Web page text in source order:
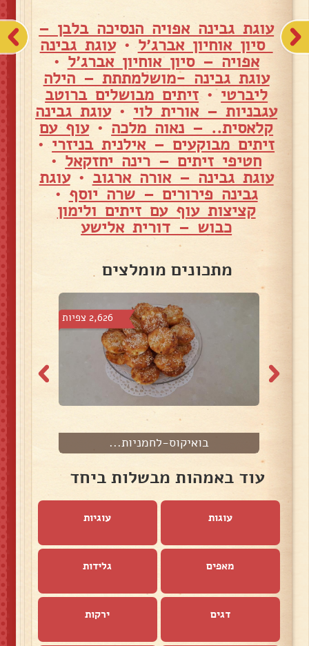
עוגת גבינה אפויה הנסיכה בלבן –
סיון אוחיון אברג׳ל•עוגת גבינה
אפויה – סיון אוחיון אברג׳ל •
עוגת גבינה -מושלמתתת – הילה
ליברטי• זיתים מבושלים ברוטב
עגבניות – אורית לוי •עוגת גבינה
קלאסית.. – נאוה מלכה •עוף עם
זיתים מבוקעים – אילנית בניזרי •
חטיפי זיתים – רינה יחזקאל •
עוגת גבינה – אורה ארגוב •עוגת
גבינה פירורים – שרה יוסף •
קציצות עוף עם זיתים ולימון
כבוש – דורית אלישע
מתכונים מומלצים
2,626 צפיות
בואיקוס-לחמניות...
עוד באמהות מבשלות ביחד
עוגות עוגיות
מאפים גלידות
דגים ירקות